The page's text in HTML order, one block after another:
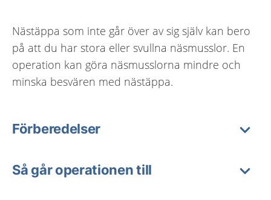
Nästäppa som inte går över av sig själv kan bero
på att du har stora eller svullna näsmusslor. En
operation kan göra näsmusslorna mindre och
minska besvären med nästäppa.
Förberedelser
Så går operationen till